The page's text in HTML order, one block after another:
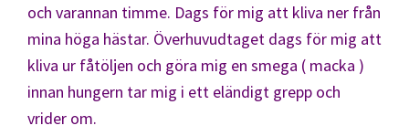
och varannan timme. Dags för mig att kliva ner från
mina höga hästar. Överhuvudtaget dags för mig att
kliva ur fåtöljen och göra mig en smega ( macka )
innan hungern tar mig i ett eländigt grepp och
vrider om.